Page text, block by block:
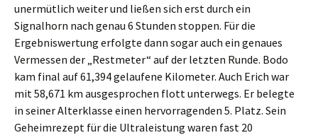
unermütlich weiter und ließen sich erst durch ein
Signalhorn nach genau 6 Stunden stoppen. Für die
Ergebniswertung erfolgte dann sogar auch ein genaues
Vermessen der „Restmeter“ auf der letzten Runde. Bodo
kam final auf 61,394 gelaufene Kilometer. Auch Erich war
mit 58,671 km ausgesprochen flott unterwegs. Er belegte
in seiner Alterklasse einen hervorragenden 5. Platz. Sein
Geheimrezept für die Ultraleistung waren fast 20